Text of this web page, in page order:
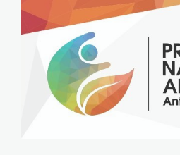
premio-
brack-egg